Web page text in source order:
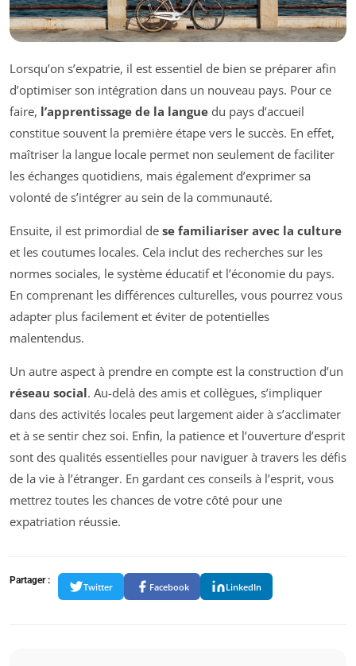
Lorsqu’on s’expatrie, il est essentiel de bien se préparer afin
d’optimiser son intégration dans un nouveau pays. Pour ce
faire, l’apprentissage de la langue du pays d’accueil
constitue souvent la première étape vers le succès. En effet,
maîtriser la langue locale permet non seulement de faciliter
les échanges quotidiens, mais également d’exprimer sa
volonté de s’intégrer au sein de la communauté.
Ensuite, il est primordial de se familiariser avec la culture
et les coutumes locales. Cela inclut des recherches sur les
normes sociales, le système éducatif et l’économie du pays.
En comprenant les différences culturelles, vous pourrez vous
adapter plus facilement et éviter de potentielles
malentendus.
Un autre aspect à prendre en compte est la construction d’un
réseau social. Au-delà des amis et collègues, s’impliquer
dans des activités locales peut largement aider à s’acclimater
et à se sentir chez soi. Enfin, la patience et l’ouverture d’esprit
sont des qualités essentielles pour naviguer à travers les défis
de la vie à l’étranger. En gardant ces conseils à l’esprit, vous
mettrez toutes les chances de votre côté pour une
expatriation réussie.
Partager :
Twitter Facebook LinkedIn